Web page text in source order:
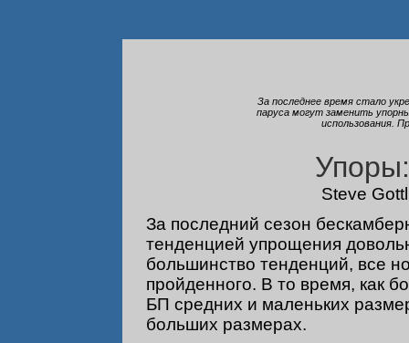
За последнее время стало
паруса могут заменить
использования.
Steve
За последний сезон
тенденцией упрощения
большинство тенденций, все
пройденного. В то время, как
БП средних и маленьких
больших размерах.